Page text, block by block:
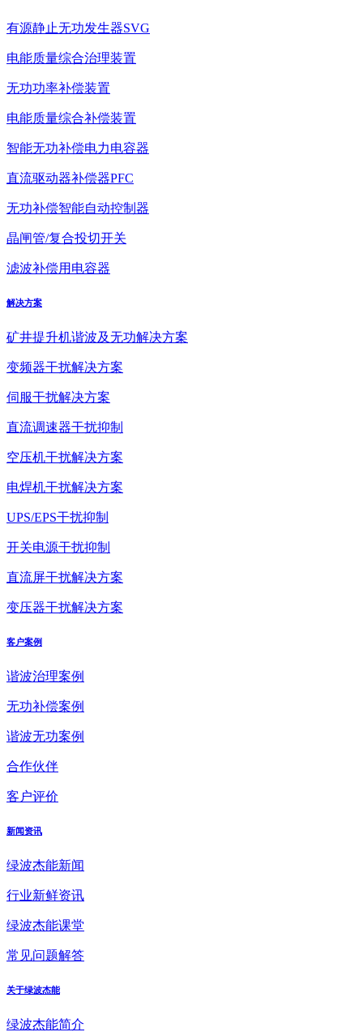
有源静止无功发生器SVG
电能质量综合治理装置
无功功率补偿装置
电能质量综合补偿装置
智能无功补偿电力电容器
直流驱动器补偿器PFC
无功补偿智能自动控制器
晶闸管/复合投切开关
滤波补偿用电容器
解决方案
矿井提升机谐波及无功解决方案
变频器干扰解决方案
伺服干扰解决方案
直流调速器干扰抑制
空压机干扰解决方案
电焊机干扰解决方案
UPS/EPS干扰抑制
开关电源干扰抑制
直流屏干扰解决方案
变压器干扰解决方案
客户案例
谐波治理案例
无功补偿案例
谐波无功案例
合作伙伴
客户评价
新闻资讯
绿波杰能新闻
行业新鲜资讯
绿波杰能课堂
常见问题解答
关于绿波杰能
绿波杰能简介